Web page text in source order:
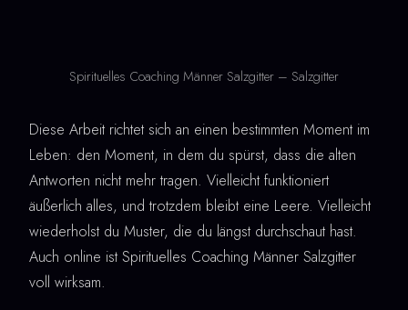
Spirituelles Coaching Männer Salzgitter – Salzgitter
Diese Arbeit richtet sich an einen bestimmten Moment im
Leben: den Moment, in dem du spürst, dass die alten
Antworten nicht mehr tragen. Vielleicht funktioniert
äußerlich alles, und trotzdem bleibt eine Leere. Vielleicht
wiederholst du Muster, die du längst durchschaut hast.
Auch online ist Spirituelles Coaching Männer Salzgitter
voll wirksam.